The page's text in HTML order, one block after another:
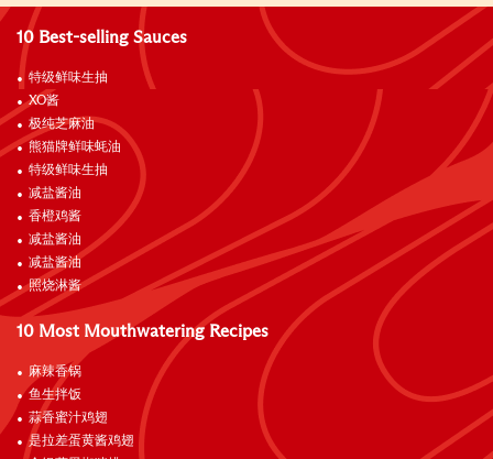
10 Best-selling Sauces
特级鲜味生抽
XO酱
极纯芝麻油
熊猫牌鲜味蚝油
特级鲜味生抽
减盐酱油
香橙鸡酱
减盐酱油
减盐酱油
照烧淋酱
10 Most Mouthwatering Recipes
麻辣香锅
鱼生拌饭
蒜香蜜汁鸡翅
是拉差蛋黄酱鸡翅